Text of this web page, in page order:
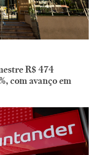
R$ 474
com avanço em